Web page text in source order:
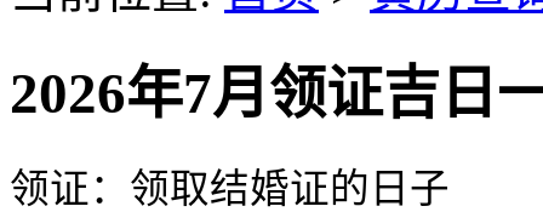
2026年7月领证吉日
领证：领取结婚证的日子